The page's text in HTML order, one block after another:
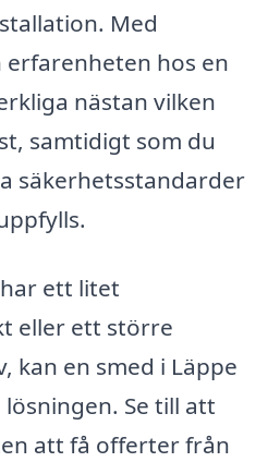
Med
hos en
nästan vilken
samtidigt som du
säkerhetsstandarder
ett litet
eller ett större
kan en smed i Läppe
Se till att
att få offerter från